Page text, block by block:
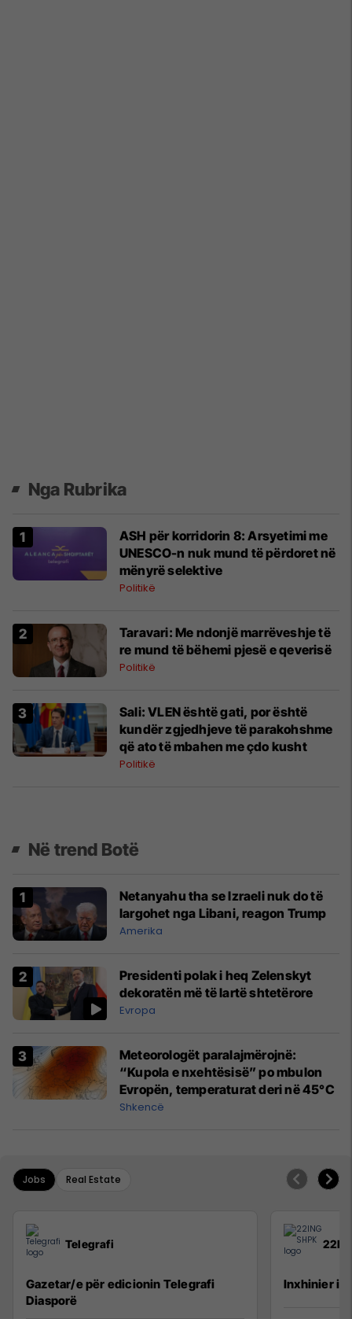
Nga Rubrika
ASH për korridorin 8: Arsyetimi me
UNESCO-n nuk mund të përdoret në
mënyrë selektive
Politikë
Taravari: Me ndonjë marrëveshje të
re mund të bëhemi pjesë e qeverisë
Politikë
Sali: VLEN është gati, por është
kundër zgjedhjeve të parakohshme
që ato të mbahen me çdo kusht
Politikë
Në trend Botë
Netanyahu tha se Izraeli nuk do të
largohet nga Libani, reagon Trump
Amerika
Presidenti polak i heq Zelenskyt
dekoratën më të lartë shtetërore
Evropa
Meteorologët paralajmërojnë:
“Kupola e nxehtësisë” po mbulon
Evropën, temperaturat deri në 45°C
Shkencë
Jobs Real Estate
Telegrafi
Gazetar/e për edicionin Telegrafi
Diasporë
Inxhinier i